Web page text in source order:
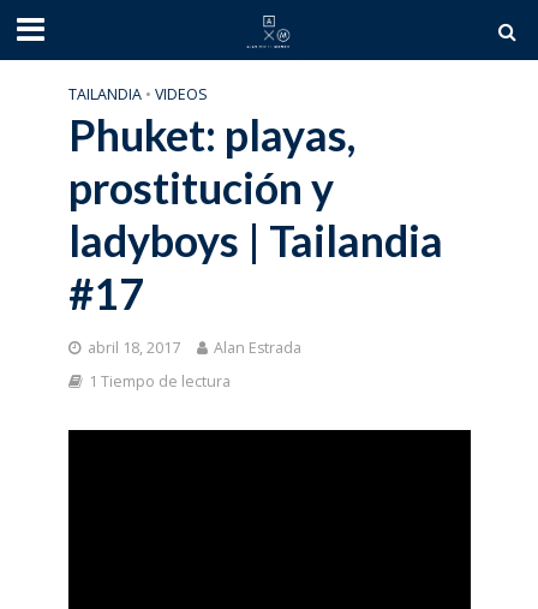
TAILANDIA • VIDEOS
Phuket: playas,
prostitución y
ladyboys | Tailandia
#17
abril 18, 2017
Alan Estrada
1 Tiempo de lectura